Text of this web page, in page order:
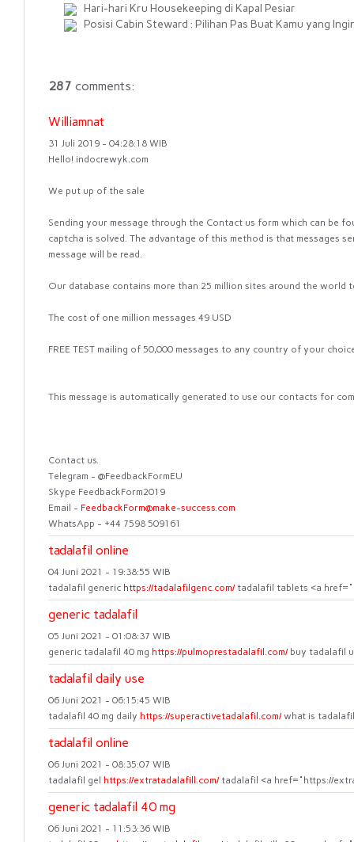
Hari-hari Kru Housekeeping di Kapal Pesiar
Posisi Cabin Steward : Pilihan Pas Buat Kamu yang
287 comments:
Williamnat
31 Juli 2019 - 04:28:18 WIB
Hello! indocrewyk.com
We put up of the sale
Sending your message through the Contact us form which can
captcha is solved. The advantage of this method is that messages
message will be read.
Our database contains more than 25 million sites around the world
The cost of one million messages 49 USD
FREE TEST mailing of 50,000 messages to any country of your
This message is automatically generated to use our contacts for
Contact us.
Telegram - @FeedbackFormEU
Skype FeedbackForm2019
Email - FeedbackForm@make-success.com
WhatsApp - +44 7598 509161
tadalafil online
04 Juni 2021 - 19:38:55 WIB
tadalafil generic https://tadalafilgenc.com/tadalafil tablets <a
generic tadalafil
05 Juni 2021 - 01:08:37 WIB
generic tadalafil 40 mg https://pulmoprestadalafil.com/buy tadalafil
tadalafil daily use
06 Juni 2021 - 06:15:45 WIB
tadalafil 40 mg daily https://superactivetadalafil.com/what is
tadalafil online
06 Juni 2021 - 08:35:07 WIB
tadalafil gel
https://extratadalafill.com/tadalafil <a href="https://
generic tadalafil 40 mg
06 Juni 2021 - 11:53:36 WIB